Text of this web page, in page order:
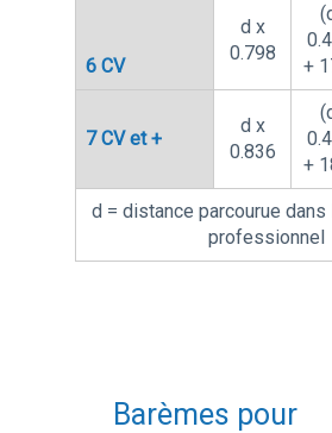
6 CV
d x
0.798
+
7 CV et +
d x
0.836
+
d = distance parcourue dans
professionnel
Barèmes pour